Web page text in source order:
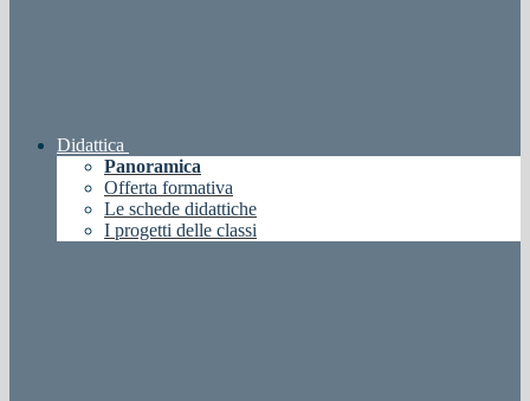
Didattica
Panoramica
Offerta formativa
Le schede didattiche
I progetti delle classi